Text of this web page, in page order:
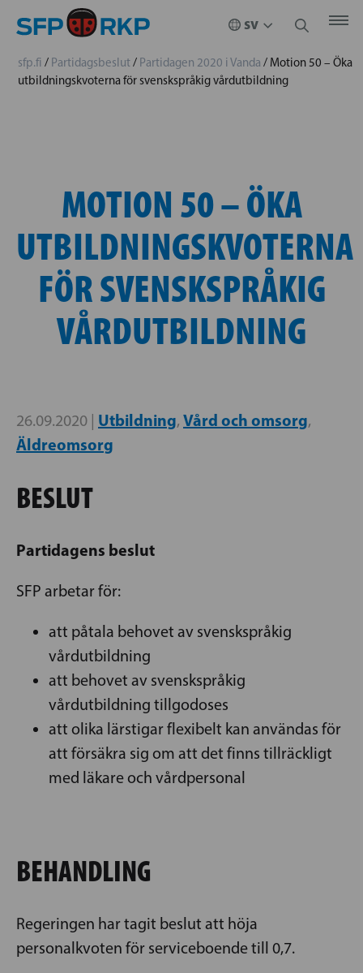
sfp.fi / Partidagsbeslut/ Partidagen 2020 i Vanda / Motion 50 – Öka
utbildningskvoterna för svenskspråkig vårdutbildning
MOTION 50 – ÖKA
UTBILDNINGSKVOTERNA
FÖR SVENSKSPRÅKIG
VÅRDUTBILDNING
26.09.2020 | Utbildning, Vård och omsorg,
Äldreomsorg
BESLUT
Partidagens beslut
SFP arbetar för:
att påtala behovet av svenskspråkig
vårdutbildning
att behovet av svenskspråkig
vårdutbildning tillgodoses
att olika lärstigar flexibelt kan användas för
att försäkra sig om att det finns tillräckligt
med läkare och vårdpersonal
BEHANDLING
Regeringen har tagit beslut att höja
personalkvoten för serviceboende till 0,7.